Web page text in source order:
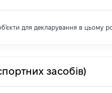
для декларування в цьому
засобів)